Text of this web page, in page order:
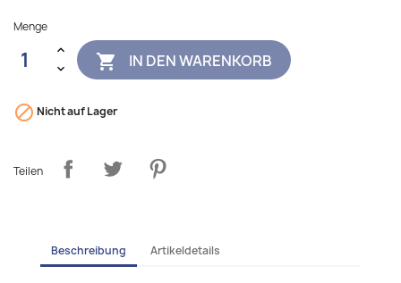
Menge
 IN DEN WARENKORB
 Nicht auf Lager
Teilen
Beschreibung Artikeldetails